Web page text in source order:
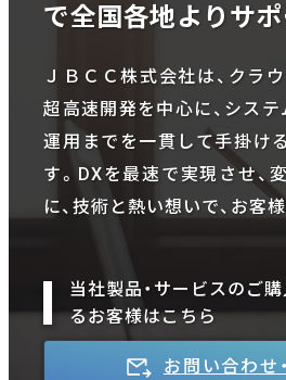
で全国各地よりサポ
ＪＢＣＣ株式会社は、クラウ
超高速開発を中心に、システ
運用までを一貫して手掛け
す。DXを最速で実現させ、
に、技術と熱い想いで、お客
当社製品・サービスのご
るお客様はこちら
お問い合わせ